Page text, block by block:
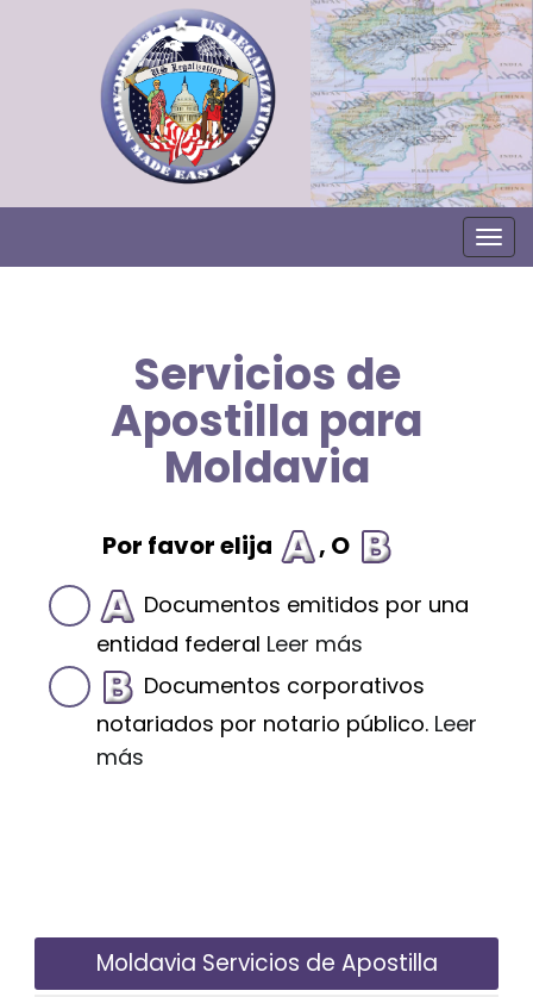
Servicios de
Apostilla para
Moldavia
Por favor elija , O
Documentos emitidos por una
entidad federal Leer más
Documentos corporativos
notariados por notario público. Leer
más
Moldavia Servicios de Apostilla